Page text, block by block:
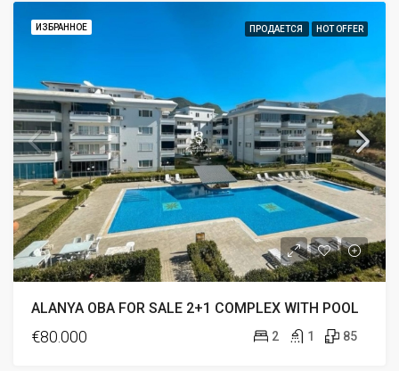
ИЗБРАННОЕ ПРОДАЕТСЯ HOT OFFER
ALANYA OBA FOR SALE 2+1 COMPLEX WITH POOL
€80.000 2 1 85